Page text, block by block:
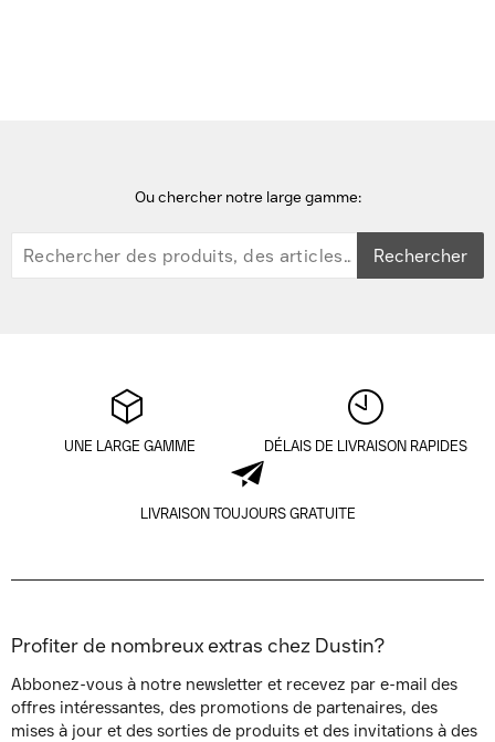
Ou chercher notre large gamme:
Rechercher
UNE LARGE GAMME DÉLAIS DE LIVRAISON RAPIDES
LIVRAISON TOUJOURS GRATUITE
Profiter de nombreux extras chez Dustin?
Abbonez-vous à notre newsletter et recevez par e-mail des
offres intéressantes, des promotions de partenaires, des
mises à jour et des sorties de produits et des invitations à des